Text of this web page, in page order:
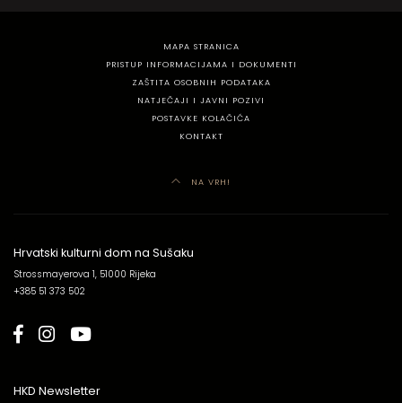
MAPA STRANICA
PRISTUP INFORMACIJAMA I DOKUMENTI
ZAŠTITA OSOBNIH PODATAKA
NATJEČAJI I JAVNI POZIVI
POSTAVKE KOLAČIĆA
KONTAKT
NA VRH!
Hrvatski kulturni dom na Sušaku
Strossmayerova 1, 51000 Rijeka
+385 51 373 502
HKD Newsletter